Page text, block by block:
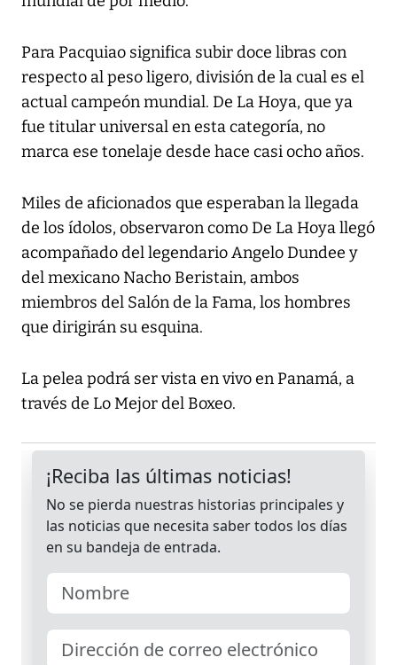
Para Pacquiao significa subir doce libras con
respecto al peso ligero, división de la cual es el
actual campeón mundial. De La Hoya, que ya
fue titular universal en esta categoría, no
marca ese tonelaje desde hace casi ocho años.
Miles de aficionados que esperaban la llegada
de los ídolos, observaron como De La Hoya llegó
acompañado del legendario Angelo Dundee y
del mexicano Nacho Beristain, ambos
miembros del Salón de la Fama, los hombres
que dirigirán su esquina.
La pelea podrá ser vista en vivo en Panamá, a
través de Lo Mejor del Boxeo.